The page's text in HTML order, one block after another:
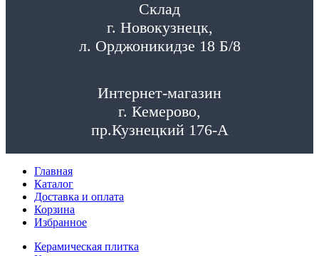
Склад
г. Новокузнецк,
л. Орджоникидзе 18 Б/8
Интернет-магазин
г. Кемерово,
пр.Кузнецкий 176-А
Главная
Каталог
Доставка и оплата
Корзина
Избранное
Керамическая плитка